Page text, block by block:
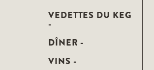
VEDETTES DU KEG
-
DÎNER -
VINS -